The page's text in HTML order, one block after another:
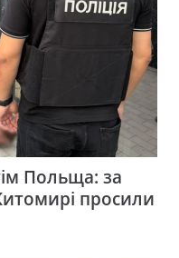
Польща: за
просили